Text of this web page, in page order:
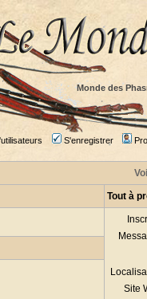
Monde des
S'enregistrer
Tout à
Site